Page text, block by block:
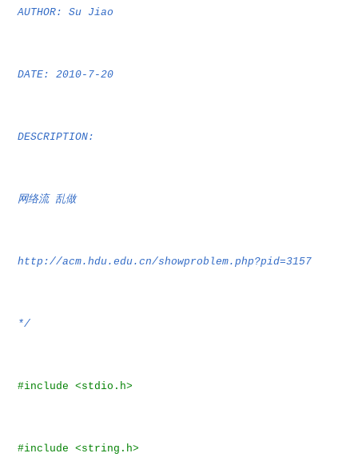
AUTHOR: Su Jiao
DATE: 2010-7-20
DESCRIPTION:
网络流 乱做
http://acm.hdu.edu.cn/showproblem.php?pid=3157
*/
#include <stdio.h>
#include <string.h>